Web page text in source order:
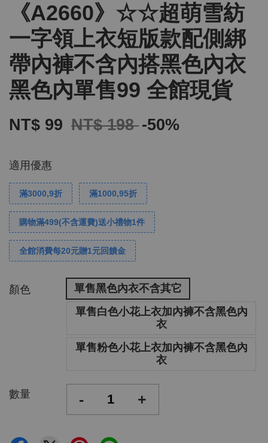
《A2660》☆☆超萌雪紡
一字領上衣短版款配側綁
帶內褲不含內搭黑色內衣
黑色內單售99 全館現貨
NT$ 99 NT$ 198 -50%
適用優惠
滿3000,9折 滿1000,95折
購物滿499(不含運費)送小禮物1件
全館消費每20元贈1元回饋金
顏色
單售黑色內衣不含其它
單售白色小花上衣加內褲不含黑色內
衣
單售粉色小花上衣加內褲不含黑色內
衣
數量 - +